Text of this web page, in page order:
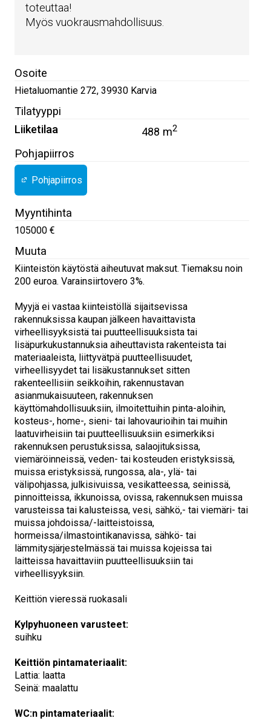
toteuttaa!
Myös vuokrausmahdollisuus.
Osoite
Hietaluomantie 272, 39930 Karvia
Tilatyyppi
Liiketilaa
488 m2
Pohjapiirros
Pohjapiirros
Myyntihinta
105000 €
Muuta
Kiinteistön käytöstä aiheutuvat maksut. Tiemaksu noin
200 euroa. Varainsiirtovero 3%.
Myyjä ei vastaa kiinteistöllä sijaitsevissa
rakennuksissa kaupan jälkeen havaittavista
virheellisyyksistä tai puutteellisuuksista tai
lisäpurkukustannuksia aiheuttavista rakenteista tai
materiaaleista, liittyvätpä puutteellisuudet,
virheellisyydet tai lisäkustannukset sitten
rakenteellisiin seikkoihin, rakennustavan
asianmukaisuuteen, rakennuksen
käyttömahdollisuuksiin, ilmoitettuihin pinta-aloihin,
kosteus-, home-, sieni- tai lahovaurioihin tai muihin
laatuvirheisiin tai puutteellisuuksiin esimerkiksi
rakennuksen perustuksissa, salaojituksissa,
viemäröinneissä, veden- tai kosteuden eristyksissä,
muissa eristyksissä, rungossa, ala-, ylä- tai
välipohjassa, julkisivuissa, vesikatteessa, seinissä,
pinnoitteissa, ikkunoissa, ovissa, rakennuksen muissa
varusteissa tai kalusteissa, vesi, sähkö,- tai viemäri- tai
muissa johdoissa/-laitteistoissa,
hormeissa/ilmastointikanavissa, sähkö- tai
lämmitysjärjestelmässä tai muissa kojeissa tai
laitteissa havaittaviin puutteellisuuksiin tai
virheellisyyksiin.
Keittiön vieressä ruokasali
Kylpyhuoneen varusteet:
suihku
Keittiön pintamateriaalit:
Lattia: laatta
Seinä: maalattu
WC:n pintamateriaalit: